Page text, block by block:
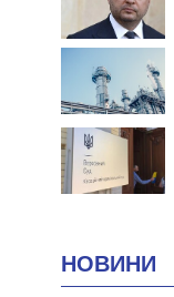
НОВИНИ